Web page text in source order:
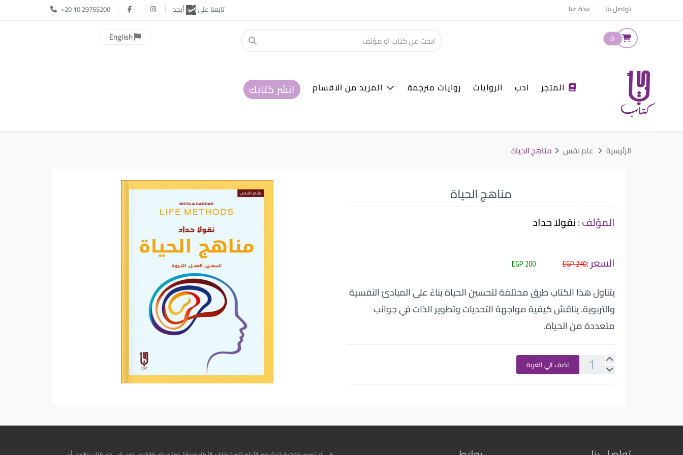
+20 10 29755200 تابعنا على أبجد نبذة عنا تواصل بنا
English 0
ادب الروايات روايات مترجمة انشر كتابك
الرئيسية علم نفس مناهج الحياة
مناهج الحياة
المؤلف :نقولا حداد
السعر :240 EGP
200 EGP
يتناول هذا الكتاب طرق مختلفة لتحسين الحياة بناءً على المبادئ النفسية
والتربوية. يناقش كيفية مواجهة التحديات وتطوير الذات في جوانب
متعددة من الحياة.
اضف الي العربة